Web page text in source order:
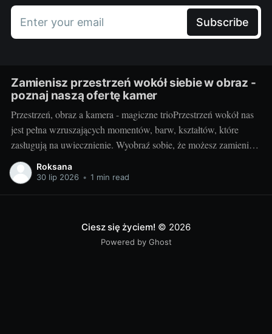
Enter your email Subscribe
Zamienisz przestrzeń wokół siebie w obraz -
poznaj naszą ofertę kamer
Przestrzeń, obraz a kamera - magiczne trioPrzestrzeń wokół nas
jest pełna wzruszających momentów, barw, kształtów, które
zasługują na uwiecznienie. Wyobraź sobie, że możesz zamienić
otaczający cię świat w jednym migawki w piękny,
niepowtarzalny obraz. Taką możliwość daje ci kamera.
Roksana
30 lip 2026 • 1 min read
Ciesz się życiem! © 2026
Powered by Ghost